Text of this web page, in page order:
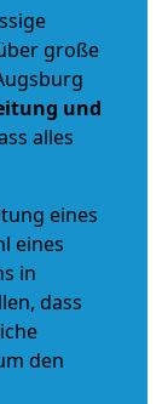
große
und
alles
eines
eines
in
dass
den